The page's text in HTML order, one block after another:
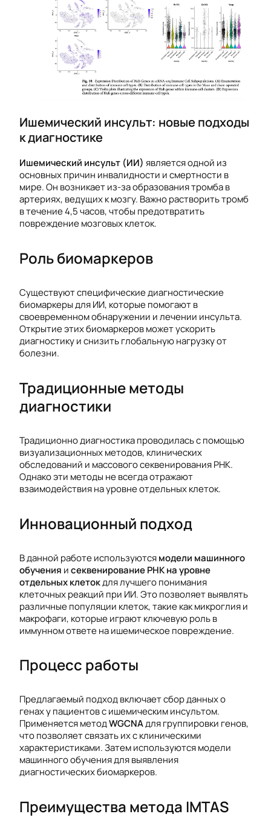
Ишемический инсульт: новые подходы
к диагностике
Ишемический инсульт (ИИ) является одной из
основных причин инвалидности и смертности в
мире. Он возникает из-за образования тромба в
артериях, ведущих к мозгу. Важно растворить тромб
в течение 4,5 часов, чтобы предотвратить
повреждение мозговых клеток.
Роль биомаркеров
Существуют специфические диагностические
биомаркеры для ИИ, которые помогают в
своевременном обнаружении и лечении инсульта.
Открытие этих биомаркеров может ускорить
диагностику и снизить глобальную нагрузку от
болезни.
Традиционные методы
диагностики
Традиционно диагностика проводилась с помощью
визуализационных методов, клинических
обследований и массового секвенирования РНК.
Однако эти методы не всегда отражают
взаимодействия на уровне отдельных клеток.
Инновационный подход
В данной работе используютсямодели машинного
обучения исеквенирование РНК на уровне
отдельных клетокдля лучшего понимания
клеточных реакций при ИИ. Это позволяет выявлять
различные популяции клеток, такие как микроглия и
макрофаги, которые играют ключевую роль в
иммунном ответе на ишемическое повреждение.
Процесс работы
Предлагаемый подход включает сбор данных о
генах у пациентов с ишемическим инсультом.
Применяется методWGCNAдля группировки генов,
что позволяет связать их с клиническими
характеристиками. Затем используются модели
машинного обучения для выявления
диагностических биомаркеров.
Преимущества метода IMTAS